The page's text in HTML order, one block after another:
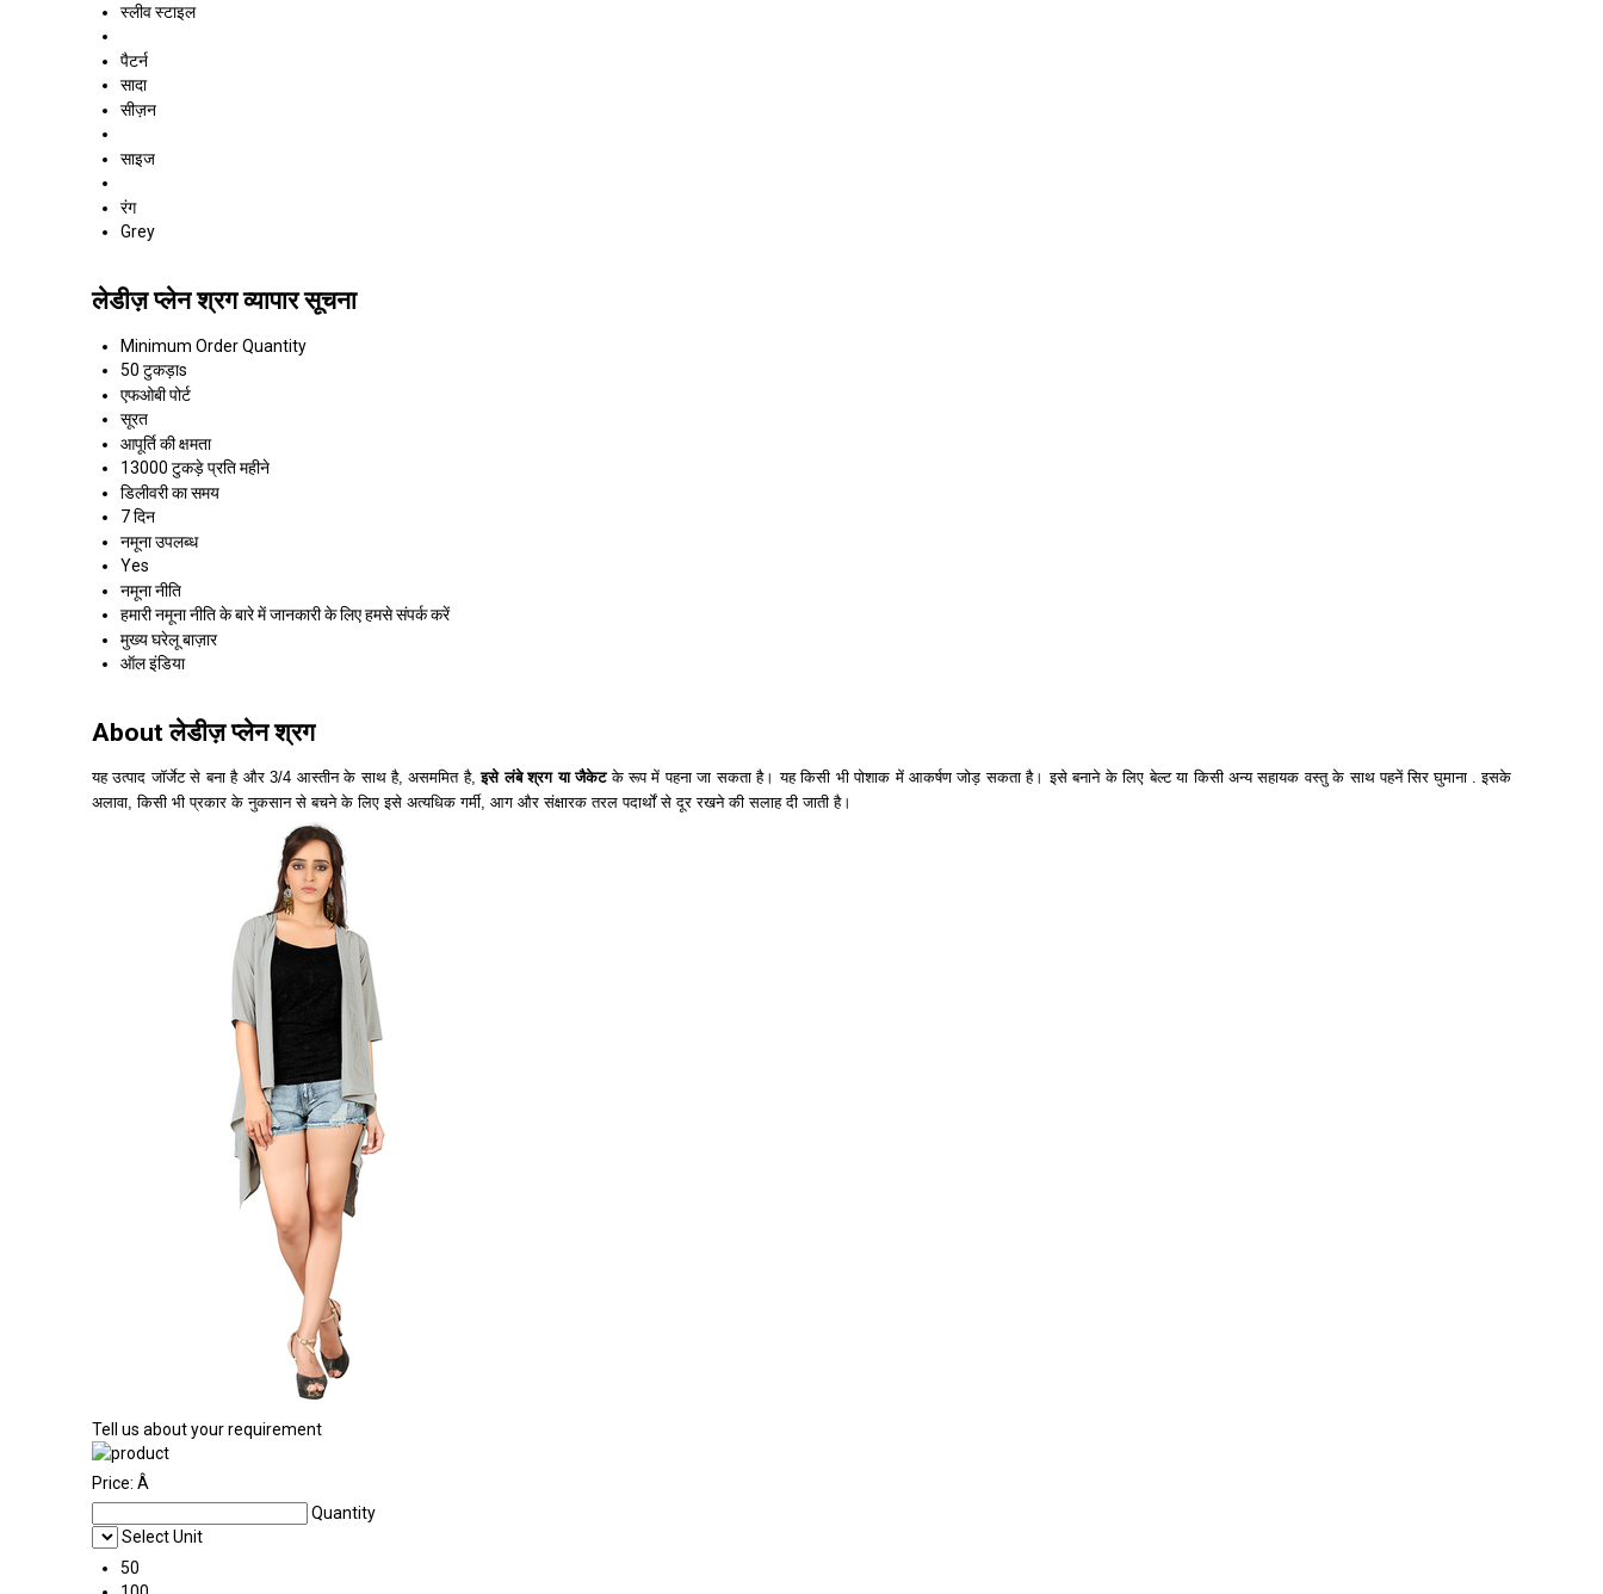
स्लीव स्टाइल
पैटर्न
सादा
सीज़न
साइज
रंग
Grey
लेडीज़ प्लेन श्रग व्यापार सूचना
Minimum Order Quantity
50 टुकड़ाs
एफओबी पोर्ट
सूरत
आपूर्ति की क्षमता
13000 टुकड़े प्रति महीने
डिलीवरी का समय
7 दिन
नमूना उपलब्ध
Yes
नमूना नीति
हमारी नमूना नीति के बारे में जानकारी के लिए हमसे संपर्क करें
मुख्य घरेलू बाज़ार
ऑल इंडिया
About लेडीज़ प्लेन श्रग
यह उत्पाद जॉर्जेट से बना है और 3/4 आस्तीन के साथ है, असममित है,इसे लंबे श्रग या जैकेटके रूप में पहना जा सकता है। यह किसी भी पोशाक में आकर्षण जोड़ सकता है। इसे बनाने के लिए बेल्ट या किसी अन्य सहायक वस्तु के साथ पहनें सिर घुमाना . इसके
अलावा, किसी भी प्रकार के नुकसान से बचने के लिए इसे अत्यधिक गर्मी, आग और संक्षारक तरल पदार्थों से दूर रखने की सलाह दी जाती है।
Tell us about your requirement
Price: Â
Quantity
Select Unit
50